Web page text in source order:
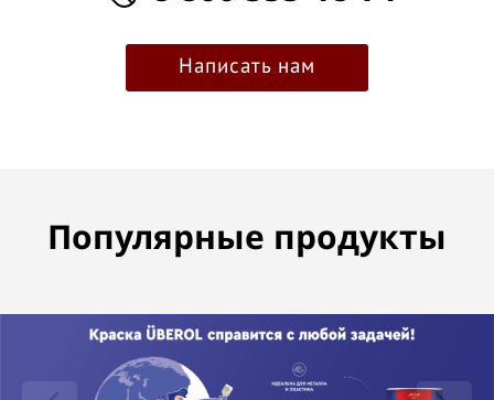
Написать нам
Популярные продукты